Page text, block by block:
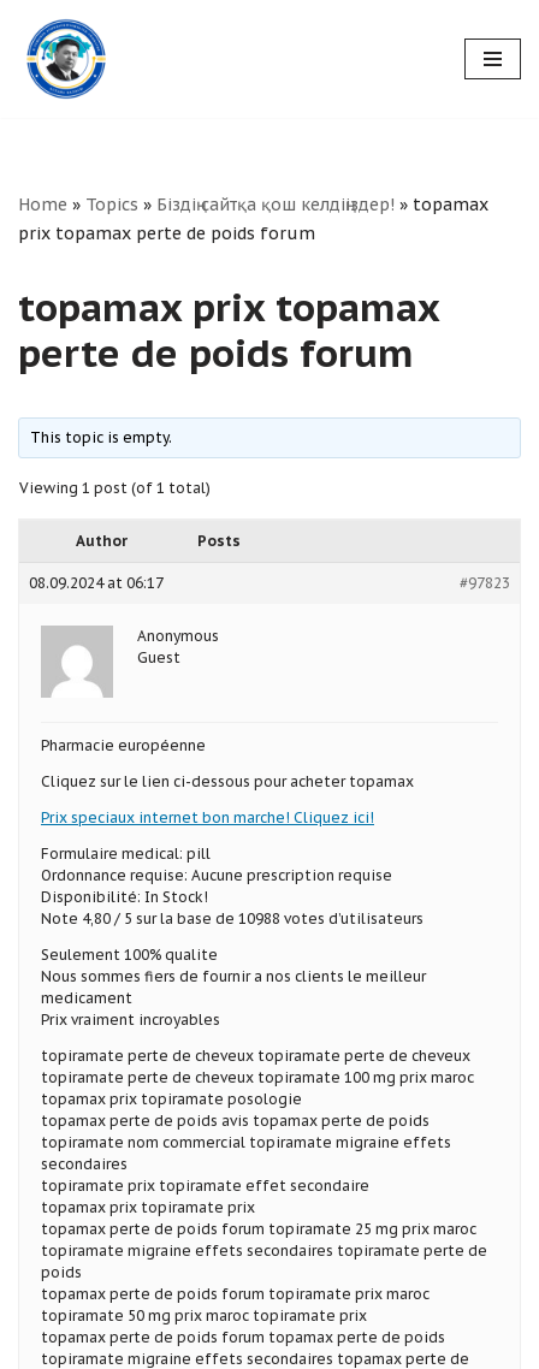
Skip
to
Home » Topics » Біздің сайтқа қош келдіңіздер! » topamax
prix topamax perte de poids forum
topamax prix topamax
perte de poids forum
This topic is empty.
Viewing 1 post (of 1 total)
Author Posts
08.09.2024 at 06:17 #97823
Anonymous
Guest
Pharmacie européenne
Cliquez sur le lien ci-dessous pour acheter topamax
Prix speciaux internet bon marche! Cliquez ici!
Formulaire medical: pill
Ordonnance requise: Aucune prescription requise
Disponibilité: In Stock!
Note 4,80 / 5 sur la base de 10988 votes d’utilisateurs
Seulement 100% qualite
Nous sommes fiers de fournir a nos clients le meilleur
medicament
Prix vraiment incroyables
topiramate perte de cheveux topiramate perte de cheveux
topiramate perte de cheveux topiramate 100 mg prix maroc
topamax prix topiramate posologie
topamax perte de poids avis topamax perte de poids
topiramate nom commercial topiramate migraine effets
secondaires
topiramate prix topiramate effet secondaire
topamax prix topiramate prix
topamax perte de poids forum topiramate 25 mg prix maroc
topiramate migraine effets secondaires topiramate perte de
poids
topamax perte de poids forum topiramate prix maroc
topiramate 50 mg prix maroc topiramate prix
topamax perte de poids forum topamax perte de poids
topiramate migraine effets secondaires topamax perte de